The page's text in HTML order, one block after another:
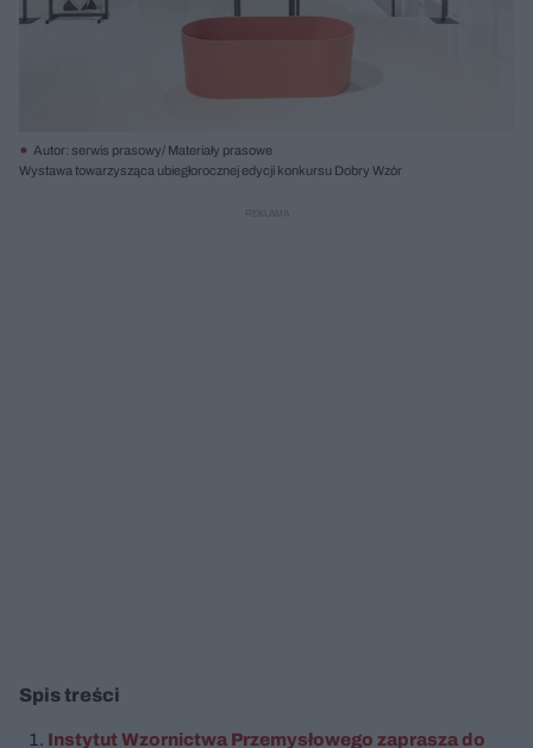
Autor: serwis prasowy/ Materiały prasowe
Wystawa towarzysząca ubiegłorocznej edycji konkursu Dobry Wzór
Spis treści
Instytut Wzornictwa Przemysłowego zaprasza do